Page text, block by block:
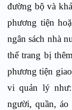
đường bộ và
phương tiện
ngân sách nhà
thể trang bị
phương tiện
vi quản lý
người, quần, áo